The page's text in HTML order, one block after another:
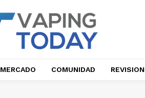
MERCADO COMUNIDAD